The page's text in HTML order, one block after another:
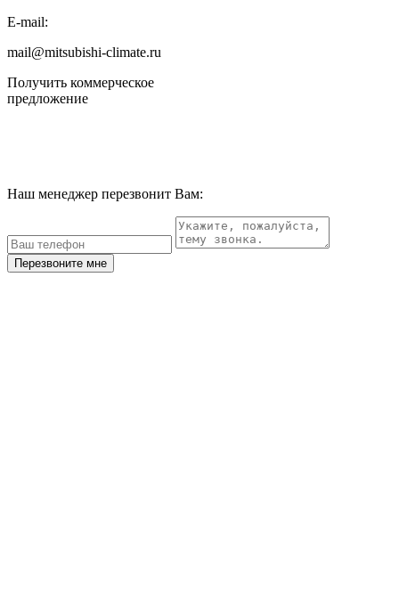
E-mail:
mail@mitsubishi-climate.ru
Получить коммерческое
предложение
Наш менеджер перезвонит Вам:
Перезвоните мне